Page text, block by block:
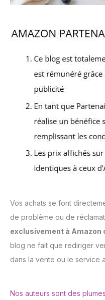
Vos achats se font
de problème ou de
exclusivement à Amazon
blog ne fait que rediriger
dans la vente ou le service
Nos auteurs sont des